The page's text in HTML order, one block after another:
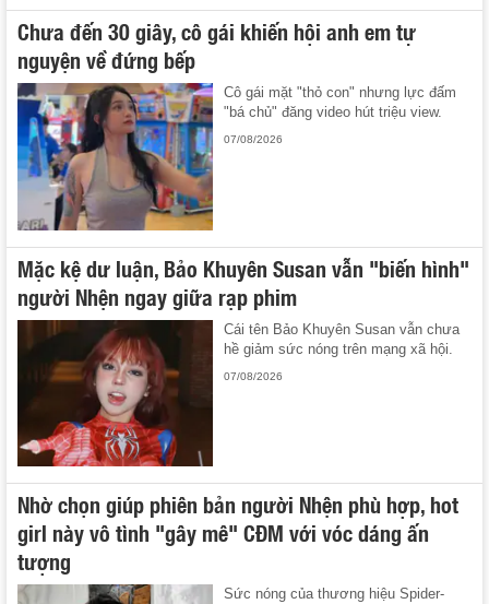
Chưa đến 30 giây, cô gái khiến hội anh em tự
nguyện về đứng bếp
Cô gái mặt "thỏ con" nhưng lực đấm
"bá chủ" đăng video hút triệu view.
07/08/2026
Mặc kệ dư luận, Bảo Khuyên Susan vẫn "biến hình"
người Nhện ngay giữa rạp phim
Cái tên Bảo Khuyên Susan vẫn chưa
hề giảm sức nóng trên mạng xã hội.
07/08/2026
Nhờ chọn giúp phiên bản người Nhện phù hợp, hot
girl này vô tình "gây mê" CĐM với vóc dáng ấn
tượng
Sức nóng của thương hiệu Spider-